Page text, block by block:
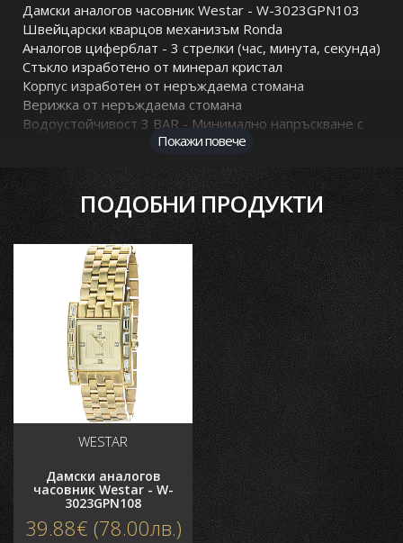
Дамски аналогов часовник Westar - W-3023GPN103
Швейцарски кварцов механизъм Ronda
Аналогов циферблат - 3 стрелки (час, минута, секунда)
Стъкло изработено от минерал кристал
Корпус изработен от неръждаема стомана
Верижка от неръждаема стомана
Водоустойчивост 3 BAR - Минимално напръскване с
Безплатна доставка за цялата страна
Покажи повече
Основни характеристики
Пол
Дамски
Гаранция
2 години
Златист
Материал Каишка/Верижка
Стомана
Форма корпус
Квадратен
Механизъм
Кварцов
Циферблат
Аналогов
Водоустойчивост
3 BAR
Материал стъкло
Минерал
кристал
ПОДОБНИ ПРОДУКТИ
WESTAR
Дамски аналогов
часовник Westar - W-
3023GPN108
39.88€ (78.00лв.)